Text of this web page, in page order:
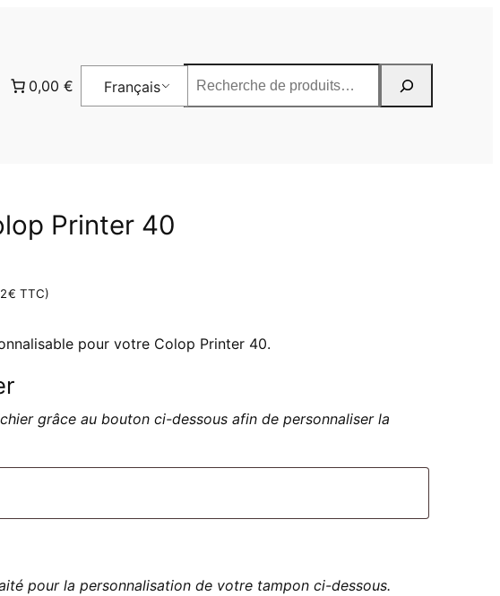
0,00 € Français
Printer 40
€ TTC)
pour votre Colop Printer 40.
grâce au bouton ci-dessous afin de personnaliser la
pour la personnalisation de votre tampon ci-dessous.